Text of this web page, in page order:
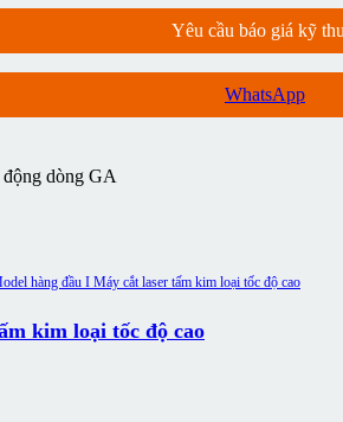
kim loại tốc độ cao
Yêu cầu báo giá kỹ
WhatsApp
dòng GA